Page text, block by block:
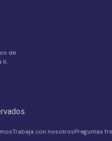
de
ti.
Trabaja con nosotrosPreguntas